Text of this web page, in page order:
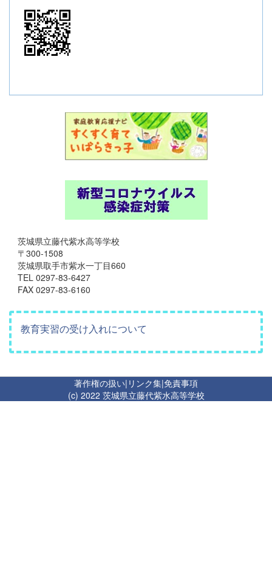
茨城県立藤代紫水高等学校
〒300-1508
茨城県取手市紫水一丁目660
TEL 0297-83-6427
FAX 0297-83-6160
教育実習の受け入れについて
著作権の扱い| リンク集|免責事項
(c) 2022 茨城県立藤代紫水高等学校